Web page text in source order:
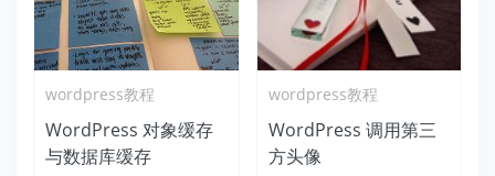
wordpress教程
WordPress 对象缓存
与数据库缓存
wordpress教程
WordPress 调用第三
方头像